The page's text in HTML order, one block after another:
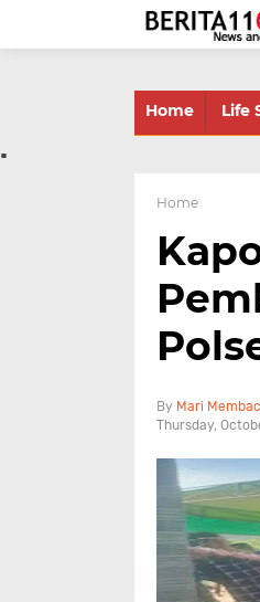
Home Life
.
Home
Mari
Thursday,